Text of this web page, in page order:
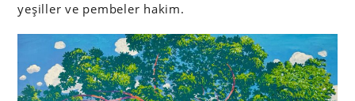
yeşiller ve pembeler hakim.